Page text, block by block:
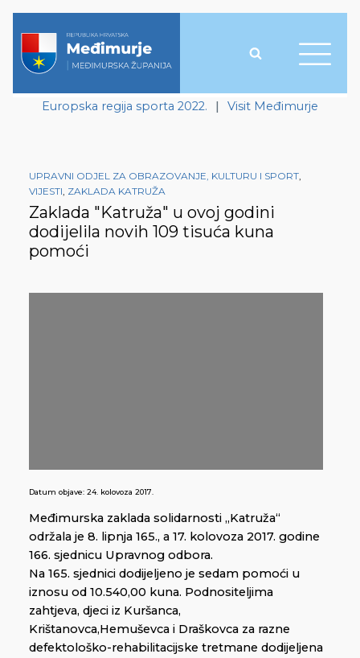
Europska regija sporta 2022. | Visit Međimurje
UPRAVNI ODJEL ZA OBRAZOVANJE, KULTURU I SPORT,
VIJESTI, ZAKLADA KATRUŽA
Zaklada "Katruža" u ovoj godini
dodijelila novih 109 tisuća kuna
pomoći
Datum objave: 24. kolovoza 2017.
Međimurska zaklada solidarnosti „Katruža“
održala je 8. lipnja 165., a 17. kolovoza 2017. godine
166. sjednicu Upravnog odbora.
Na 165. sjednici dodijeljeno je sedam pomoći u
iznosu od 10.540,00 kuna. Podnositeljima
zahtjeva, djeci iz Kuršanca,
Krištanovca,Hemuševca i Draškovca za razne
defektološko-rehabilitacijske tretmane dodijeljena